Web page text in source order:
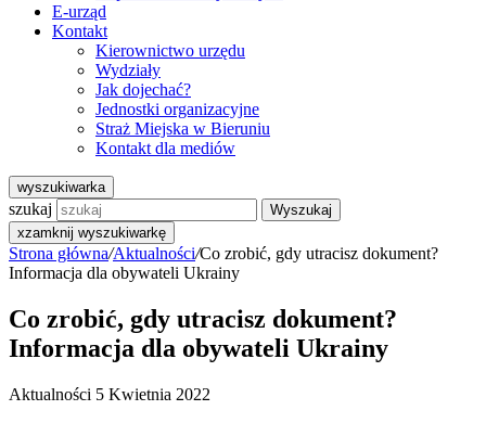
E-urząd
Kontakt
Kierownictwo urzędu
Wydziały
Jak dojechać?
Jednostki organizacyjne
Straż Miejska w Bieruniu
Kontakt dla mediów
wyszukiwarka
szukaj
Wyszukaj
xzamknij wyszukiwarkę
Strona główna/Aktualności/Co zrobić, gdy utracisz dokument?
Informacja dla obywateli Ukrainy
Co zrobić, gdy utracisz dokument?
Informacja dla obywateli Ukrainy
Aktualności 5 Kwietnia 2022